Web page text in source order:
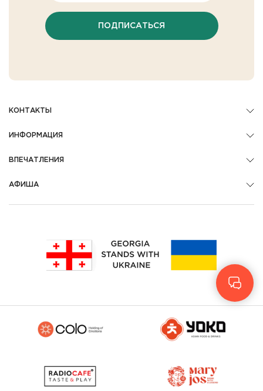
ПОДПИСАТЬСЯ
КОНТАКТЫ
ИНФОРМАЦИЯ
ВПЕЧАТЛЕНИЯ
АФИША
Geo